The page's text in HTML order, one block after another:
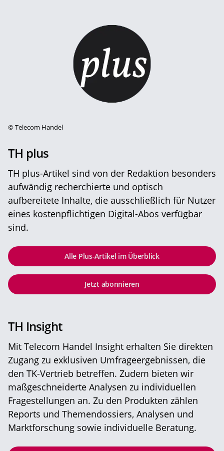
©Telecom Handel
TH plus
TH plus-Artikel sind von der Redaktion besonders
aufwändig recherchierte und optisch
aufbereitete Inhalte, die ausschließlich für Nutzer
eines kostenpflichtigen Digital-Abos verfügbar
sind.
Alle Plus-Artikel im Überblick
Jetzt abonnieren
TH Insight
Mit Telecom Handel Insight erhalten Sie direkten
Zugang zu exklusiven Umfrageergebnissen, die
den TK-Vertrieb betreffen. Zudem bieten wir
maßgeschneiderte Analysen zu individuellen
Fragestellungen an. Zu den Produkten zählen
Reports und Themendossiers, Analysen und
Marktforschung sowie individuelle Beratung.